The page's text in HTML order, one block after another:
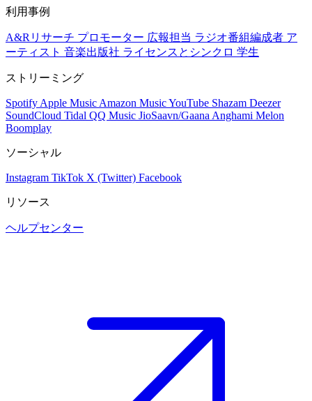
利用事例
A&Rリサーチ プロモーター 広報担当 ラジオ番組編成者 ア
ーティスト 音楽出版社 ライセンスとシンクロ 学生
ストリーミング
Spotify Apple Music Amazon MusicYouTube Shazam Deezer
SoundCloud Tidal QQ Music JioSaavn/Gaana Anghami Melon
Boomplay
ソーシャル
Instagram TikTok X (Twitter) Facebook
リソース
ヘルプセンター